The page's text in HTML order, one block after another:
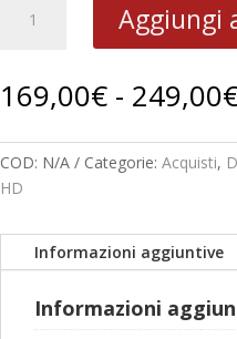
Ambiente
quantità
Aggiungi
169,00€ - 249,00
COD: N/A Categorie: Acquisti,
HD
Informazioni aggiuntive
Informazioni